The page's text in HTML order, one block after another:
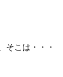
そこは・・・